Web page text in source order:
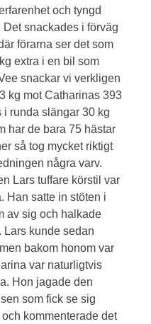
och tyngd
snackades i förväg
förarna ser det som
extra i en bil som
snackar vi verkligen
kg mot Catharinas 393
i runda slängar 30 kg
har de bara 75 hästar
så tog mycket riktigt
några varv.
Lars tuffare körstil var
Han satte in stöten i
av sig och halkade
Lars kunde sedan
bakom honom var
var naturligtvis
Hon jagade den
som fick se sig
kommenterade det